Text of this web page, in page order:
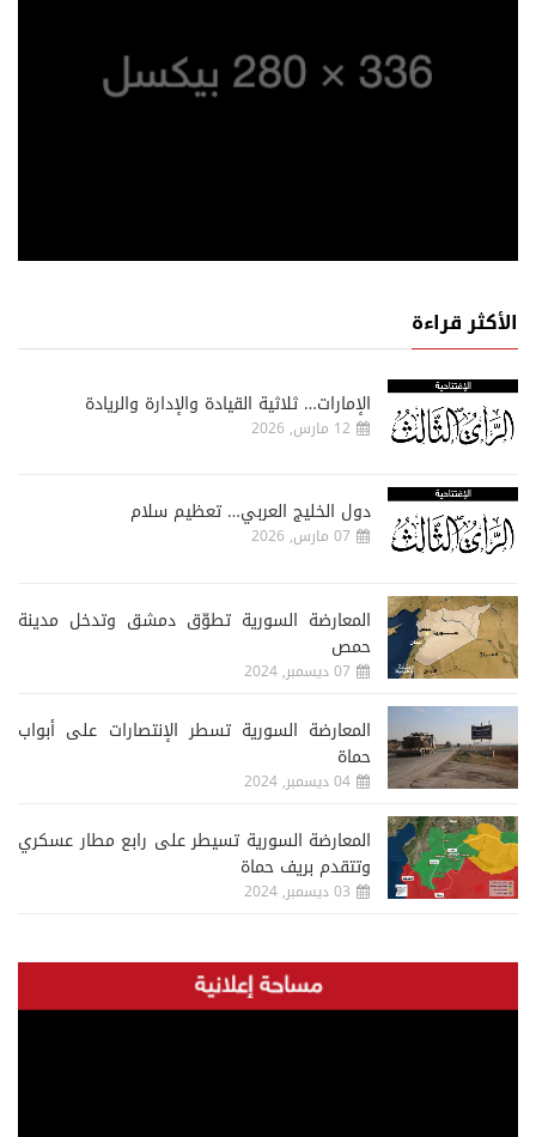
الأكثر قراءة
الإمارات… ثلاثية القيادة والإدارة والريادة
12 مارس, 2026
دول الخليج العربي… تعظيم سلام
07 مارس, 2026
المعارضة السورية تطوّق دمشق وتدخل مدينة
حمص
07 ديسمبر, 2024
المعارضة السورية تسطر الإنتصارات على أبواب
حماة
04 ديسمبر, 2024
المعارضة السورية تسيطر على رابع مطار عسكري
وتتقدم بريف حماة
03 ديسمبر, 2024